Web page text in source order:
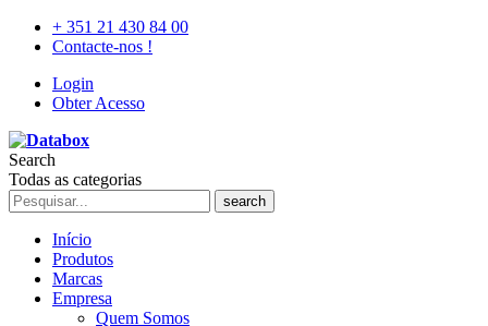
+ 351 21 430 84 00
Contacte-nos !
Login
Obter Acesso
Search
Todas as categorias
search
Início
Produtos
Marcas
Empresa
Quem Somos